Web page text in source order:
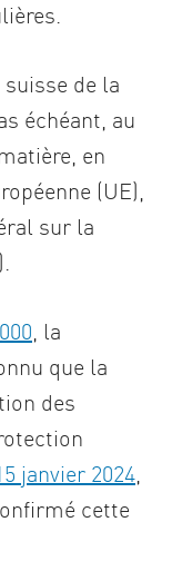
de la
échéant, au
en
(UE),
sur la
, la
que la
des
janvier 2024,
cette